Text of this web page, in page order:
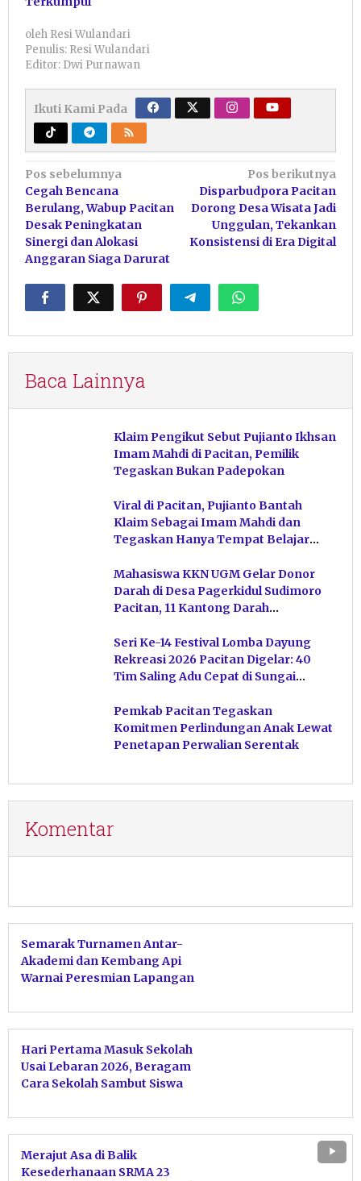
oleh Resi Wulandari
Penulis: Resi Wulandari
Editor: Dwi Purnawan
Ikuti Kami Pada
Navigasi
pos
Pos sebelumnya
Cegah Bencana
Berulang, Wabup Pacitan
Desak Peningkatan
Sinergi dan Alokasi
Anggaran Siaga Darurat
Pos berikutnya
Disparbudpora Pacitan
Dorong Desa Wisata Jadi
Unggulan, Tekankan
Konsistensi di Era Digital
Baca Lainnya
Klaim Pengikut Sebut Pujianto Ikhsan
Imam Mahdi di Pacitan, Pemilik
Tegaskan Bukan Padepokan
Viral di Pacitan, Pujianto Bantah
Klaim Sebagai Imam Mahdi dan
Tegaskan Hanya Tempat Belajar
Mahasiswa KKN UGM Gelar Donor
Darah di Desa Pagerkidul Sudimoro
Pacitan, 11 Kantong Darah
Seri Ke-14 Festival Lomba Dayung
Rekreasi 2026 Pacitan Digelar: 40
Tim Saling Adu Cepat di Sungai
Pemkab Pacitan Tegaskan
Komitmen Perlindungan Anak Lewat
Penetapan Perwalian Serentak
Komentar
Semarak Turnamen Antar-
Akademi dan Kembang Api
Warnai Peresmian Lapangan
Hari Pertama Masuk Sekolah
Usai Lebaran 2026, Beragam
Cara Sekolah Sambut Siswa
Merajut Asa di Balik
Kesederhanaan SRMA 23